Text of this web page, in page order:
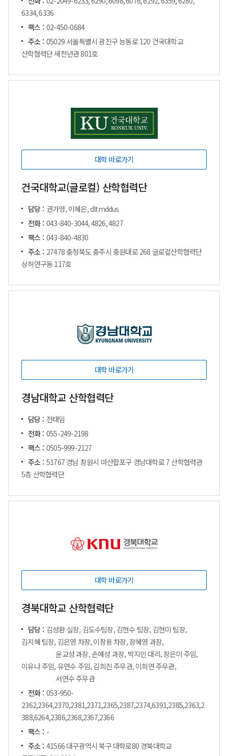
6334, 6336
팩스 : 02-450-0684
주소 : 05029 서울특별시 광진구 능동로 120 건국대학교
산학협력단 새천년관 801호
대학 바로가기
건국대학교(글로컬) 산학협력단
담당 : 권가영, 이혜은, dltmddus
전화 : 043-840-3044, 4826, 4827
팩스 : 043-840-4830
주소 : 27478 충청북도 충주시 충원대로 268 글로컬산학협력단
상허연구동 117호
대학 바로가기
경남대학교 산학협력단
담당 : 전태임
전화 : 055-249-2198
팩스 : 0505-999-2127
주소 : 51767 경남 창원시 마산합포구 경남대학로 7 산학협력관
5층 산학협력단
대학 바로가기
경북대학교 산학협력단
담당 : 김성환 실장, 김도수팀장, 김현수 팀장, 김현미 팀장,
김지혜 팀장, 김은영 차장, 이창용 차장, 장혜영 과장,
윤교성 과장, 손예성 과장, 박지인 대리, 장은미 주임,
이유나 주임, 유연수 주임, 김희진 주무관, 이희연 주무관,
서연수 주무관
전화 : 053-950-
2362,2364,2370,2381,2371,2365,2387,2374,6391,2385,2363,2
388,6264,2386,2368,2367,2366
팩스 : -
주소 : 41566 대구광역시 북구 대학로80 경북대학교